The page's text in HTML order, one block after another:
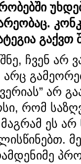
.
გაქვთ
ჩვენ არ
არ
რომ
ეს